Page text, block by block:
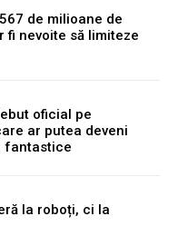
de milioane de
fi nevoite să limiteze
oficial pe
ar putea deveni
fantastice
la roboți, ci la